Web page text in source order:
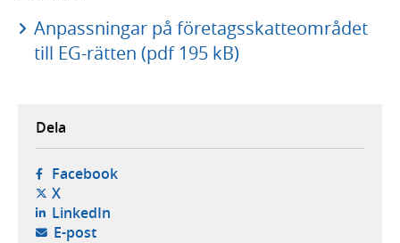
Anpassningar på företagsskatteområdet
till EG-rätten (pdf 195 kB)
Dela
Facebook- öppnas i ny flik, extern webbplats,
X- öppnas i ny flik, extern webbplats,
LinkedIn- öppnas i ny flik, extern webbplats,
E-post- öppnar din e-postklient,